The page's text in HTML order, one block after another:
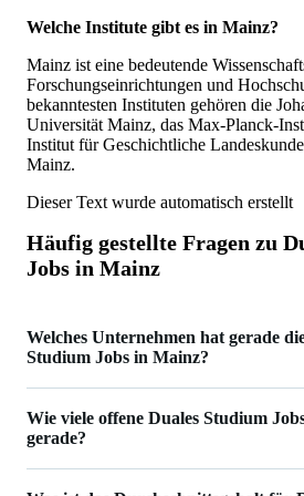
Welche Institute gibt es in Mainz?
Mainz ist eine bedeutende
Forschungseinrichtungen und
bekanntesten Instituten gehören die
Universität Mainz, das Max-Planck-
Institut für Geschichtliche
Mainz.
Dieser Text wurde automatisch erstellt
Häufig gestellte Fragen zu
Jobs in Mainz
Welches Unternehmen hat gerade
Studium Jobs in Mainz?
Wie viele offene Duales Studium
gerade?